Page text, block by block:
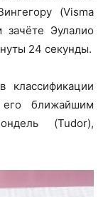
(Visma
Эулалио
24 секунды.
классификации
ближайшим
(Tudor),